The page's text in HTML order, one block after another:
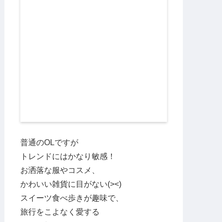
普通のOLですが
トレンドにはかなり敏感！
お洒落な服やコスメ、
かわいい雑貨に目がない(><)
スイーツ食べ歩きが趣味で、
旅行をこよなく愛する